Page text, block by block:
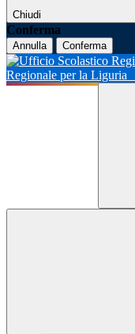
Chiudi
Conferma
Annulla Conferma
Regionale per la Liguria